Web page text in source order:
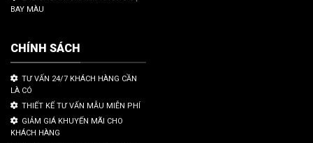
BAY MÀU
CHÍNH SÁCH
TƯ VẤN 24/7 KHÁCH HÀNG CẦN
LÀ CÓ
THIẾT KẾ TƯ VẤN MẪU MIỄN PHÍ
GIẢM GIÁ KHUYẾN MÃI CHO
KHÁCH HÀNG